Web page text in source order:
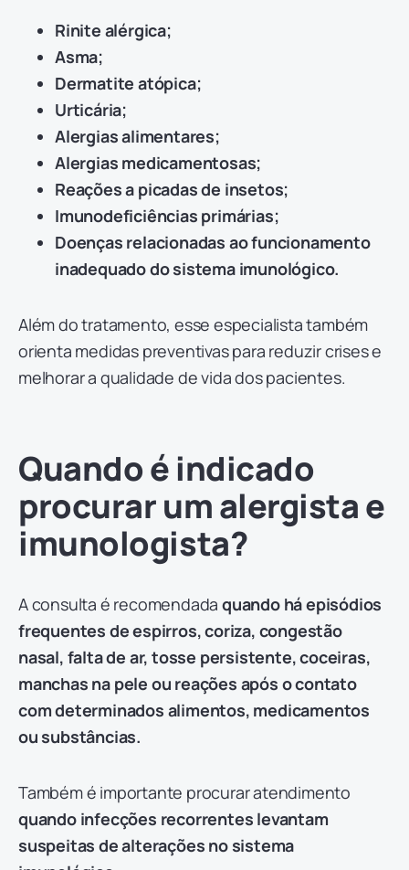
Rinite alérgica;
Asma;
Dermatite atópica;
Urticária;
Alergias alimentares;
Alergias medicamentosas;
Reações a picadas de insetos;
Imunodeficiências primárias;
Doenças relacionadas ao funcionamento
inadequado do sistema imunológico.
Além do tratamento, esse especialista também
orienta medidas preventivas para reduzir crises e
melhorar a qualidade de vida dos pacientes.
Quando é indicado
procurar um alergista e
imunologista?
A consulta é recomendada quando há episódios
frequentes de espirros, coriza, congestão
nasal, falta de ar, tosse persistente, coceiras,
manchas na pele ou reações após o contato
com determinados alimentos, medicamentos
ou substâncias.
Também é importante procurar atendimento
quando infecções recorrentes levantam
suspeitas de alterações no sistema